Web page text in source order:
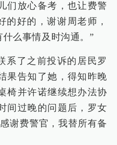
们放心备考，也让费警
的好的，谢谢周老师，
么事情及时沟通。”
系了之前投诉的居民罗
果告知了她，得知昨晚
椅并许诺继续想办法协
间过晚的问题后，罗女
谢费警官，我替所有备